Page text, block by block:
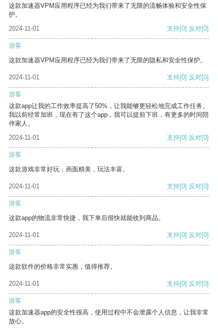
这款加速器VPM应用程序已经为我们带来了无限的流畅体验和安全性保
护。
2024-11-01
支持[0] 反对[0]
游客
这款加速器VPM应用程序已经为我们带来了无限的隐私和安全性保护。
2024-11-01 支持[0] 反对[0]
游客
这款app让我的工作效率提高了50%，让我能够更轻松地完成工作任务。
我以前经常加班，现在有了这个app，我可以提前下班，有更多的时间陪
伴家人。
2024-11-01
支持[0] 反对[0]
游客
这款游戏非常好玩，画面精美，玩法丰富。
2024-11-01 支持[0] 反对[0]
游客
这款app的物流非常快捷，我下单后很快就能收到商品。
2024-11-01 支持[0] 反对[0]
游客
这款软件的价格非常实惠，值得推荐。
2024-11-01 支持[0] 反对[0]
游客
这款加速器app的安全性很高，使用过程中不会泄露个人信息，让我非常
放心。